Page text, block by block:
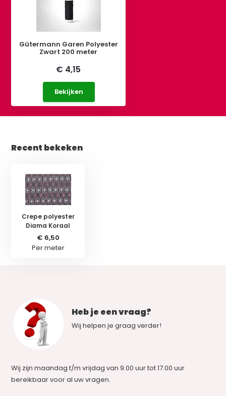
Gütermann Garen Polyester
Zwart 200 meter
€ 4,15
Bekijken
Recent bekeken
Crepe polyester
Diama Koraal
€ 6,50
Per meter
Heb je een vraag?
Wij helpen je graag verder!
Wij zijn maandag t/m vrijdag van 9.00 uur tot 17.00 uur
bereikbaar voor al uw vragen.